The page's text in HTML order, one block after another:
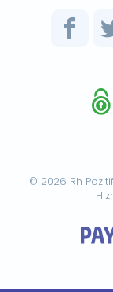
© 2026 Rh